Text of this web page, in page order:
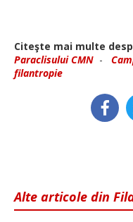
Citeşte mai multe
Paraclisului CMN -
filantropie
Alte articole din